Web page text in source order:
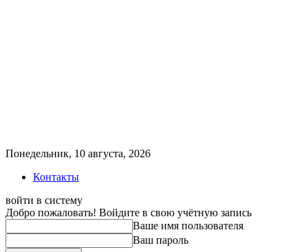
Понедельник, 10 августа, 2026
Контакты
войти в систему
Добро пожаловать! Войдите в свою учётную запись
Ваше имя пользователя
Ваш пароль